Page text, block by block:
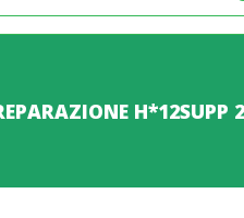
H*12SUPP